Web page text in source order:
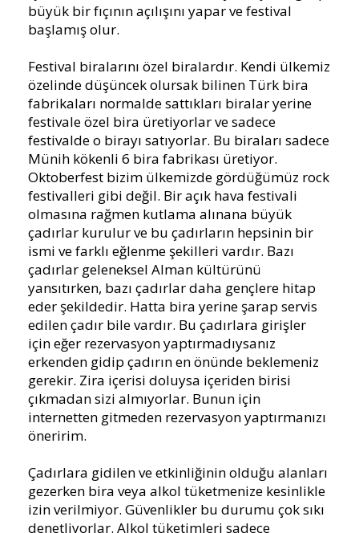
büyük bir fıçının açılışını yapar ve festival
başlamış olur.
Festival biralarını özel biralardır. Kendi ülkemiz
özelinde düşüncek olursak bilinen Türk bira
fabrikaları normalde sattıkları biralar yerine
festivale özel bira üretiyorlar ve sadece
festivalde o birayı satıyorlar. Bu biraları sadece
Münih kökenli 6 bira fabrikası üretiyor.
Oktoberfest bizim ülkemizde gördüğümüz rock
festivalleri gibi değil. Bir açık hava festivali
olmasına rağmen kutlama alınana büyük
çadırlar kurulur ve bu çadırların hepsinin bir
ismi ve farklı eğlenme şekilleri vardır. Bazı
çadırlar geleneksel Alman kültürünü
yansıtırken, bazı çadırlar daha gençlere hitap
eder şekildedir. Hatta bira yerine şarap servis
edilen çadır bile vardır. Bu çadırlara girişler
için eğer rezervasyon yaptırmadıysanız
erkenden gidip çadırın en önünde beklemeniz
gerekir. Zira içerisi doluysa içeriden birisi
çıkmadan sizi almıyorlar. Bunun için
internetten gitmeden rezervasyon yaptırmanızı
öneririm.
Çadırlara gidilen ve etkinliğinin olduğu alanları
gezerken bira veya alkol tüketmenize kesinlikle
izin verilmiyor. Güvenlikler bu durumu çok sıkı
denetliyorlar. Alkol tüketimleri sadece